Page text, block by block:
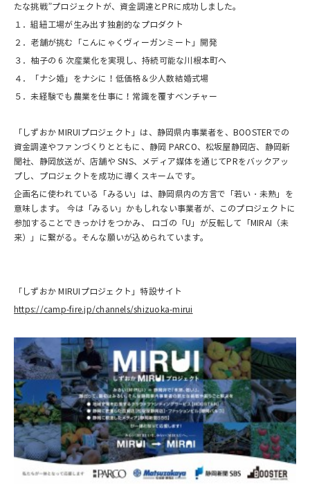
たな挑戦”プロジェクトが、資金調達とPRに成功しました。
１．組紐工場が生み出す独創的なプロダクト
２．老舗が挑む「こんにゃくヴィーガンミート」開発
３．柚子の 6 次産業化を実現し、持続可能な川根本町へ
４．「ナシ婚」をナシに！低価格＆少人数結婚式場
５．未経験でも農業を仕事に！常識を覆すベンチャー
「しずおか MIRUIプロジェクト」は、静岡県内事業者を、BOOSTERでの
資金調達やファンづくりとともに、静岡 PARCO、松坂屋静岡店、静岡新
聞社、静岡放送が、店舗や SNS、メディア媒体を通じてPRをバックアッ
プし、プロジェクトを成功に導くスキームです。
企画名に使われている「みるい」は、静岡県内の方言で「若い・未熟」を
意味します。 今は「みるい」かもしれない事業者が、このプロジェクトに
参加することできっかけをつかみ、 ロゴの「U」が反転して「MIRAI（未
来）」に繋がる。そんな願いが込められています。
「しずおか MIRUIプロジェクト」特設サイト
https://camp-fire.jp/channels/shizuoka-mirui